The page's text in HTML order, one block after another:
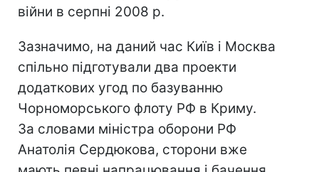
війни в серпні 2008 р.
Зазначимо, на даний час Київ і Москва
спільно підготували два проекти
додаткових угод по базуванню
Чорноморського флоту РФ в Криму.
За словами міністра оборони РФ
Анатолія Сердюкова, сторони вже